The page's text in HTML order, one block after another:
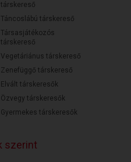
társkereső
Táncoslábú társkereső
Társasjátékozós
társkereső
Vegetáriánus társkereső
Zenefüggő társkereső
Elvált társkeresők
Özvegy társkeresők
Gyermekes társkeresők
szerint